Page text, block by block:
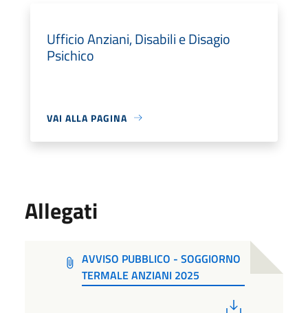
Ufficio Anziani, Disabili e Disagio
Psichico
VAI ALLA PAGINA
Allegati
AVVISO PUBBLICO - SOGGIORNO
TERMALE ANZIANI 2025